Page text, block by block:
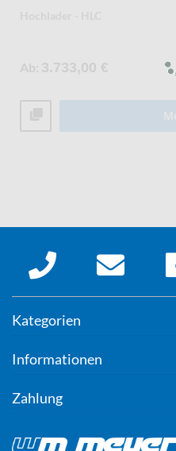
Kategorien
Informationen
Zahlung